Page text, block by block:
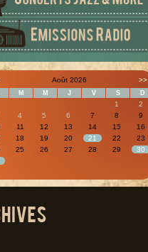
Août 2026 >>
M M J V S D
1
2
4 5 6 7 8
9
11 12 13 14 15
16
18 19 20 21 22
23
25 26 27 28 29
30